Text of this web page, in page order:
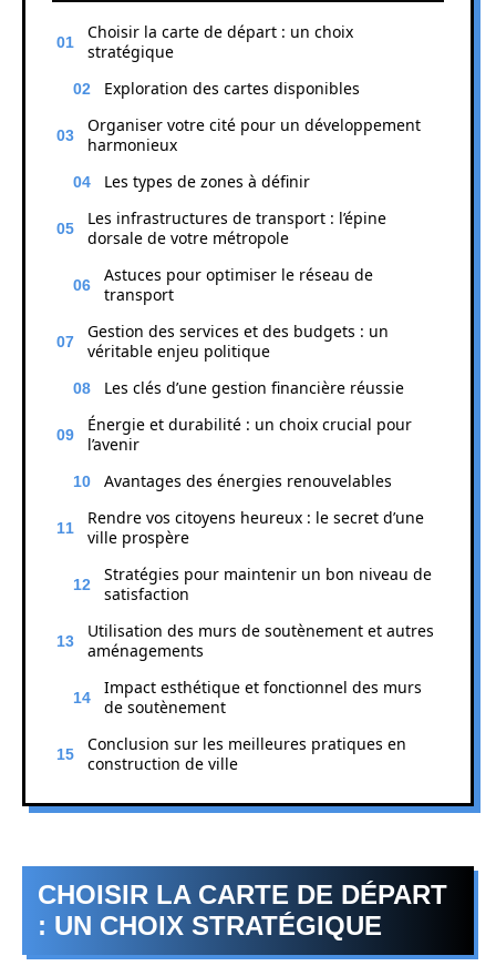
Choisir la carte de départ : un choix
stratégique
Exploration des cartes disponibles
Organiser votre cité pour un développement
harmonieux
Les types de zones à définir
Les infrastructures de transport : l’épine
dorsale de votre métropole
Astuces pour optimiser le réseau de
transport
Gestion des services et des budgets : un
véritable enjeu politique
Les clés d’une gestion financière réussie
Énergie et durabilité : un choix crucial pour
l’avenir
Avantages des énergies renouvelables
Rendre vos citoyens heureux : le secret d’une
ville prospère
Stratégies pour maintenir un bon niveau de
satisfaction
Utilisation des murs de soutènement et autres
aménagements
Impact esthétique et fonctionnel des murs
de soutènement
Conclusion sur les meilleures pratiques en
construction de ville
CHOISIR LA CARTE DE DÉPART
: UN CHOIX STRATÉGIQUE